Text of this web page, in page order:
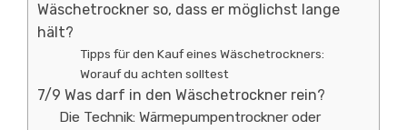
Wäschetrockner so, dass er möglichst lange
hält?
Tipps für den Kauf eines Wäschetrockners:
Worauf du achten solltest
7/9 Was darf in den Wäschetrockner rein?
Die Technik: Wärmepumpentrockner oder